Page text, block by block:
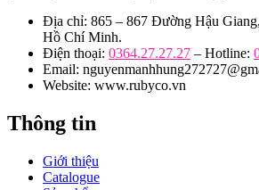
Địa chỉ: 865 – 867 Đường Hậu
Hồ Chí Minh.
Điện thoại: 0364.27.27.27 – Hotline:
Email:
Website: www.rubyco.vn
Thông tin
Giới thiệu
Catalogue